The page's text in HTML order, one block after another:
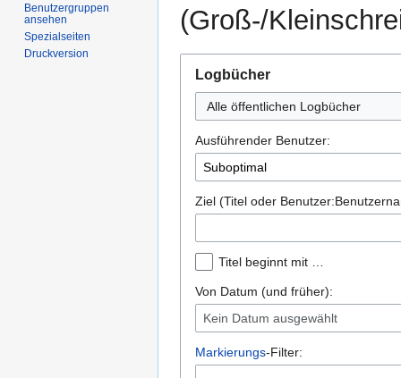
(Groß-/
Logbücher
Alle öffentlichen Logbücher
Ausführender Benutzer:
Ziel (Titel oder
Titel beginnt mit …
Von Datum (und früher):
Kein Datum ausgewählt
Markierungs-Filter:
Benutzergruppen
ansehen
Spezialseiten
Druckversion